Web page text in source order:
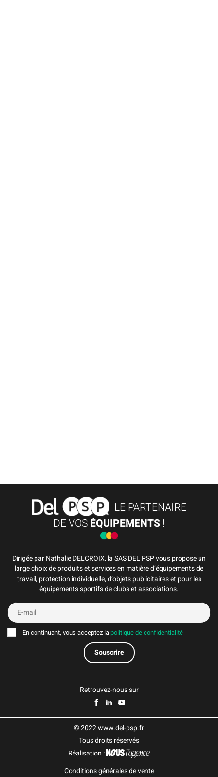
LE PARTENAIRE
DE VOSÉQUIPEMENTS!
Dirigée par Nathalie DELCROIX, la SAS DEL PSP vous propose un
large choix de produits et services en matière d’équipements de
travail, protection individuelle, d’objets publicitaires et pour les
équipements sportifs de clubs et associations.
En continuant, vous acceptez la politique de confidentialité
Retrouvez-nous sur
© 2022 www.del-psp.fr
Tous droits réservés
Réalisation :
Conditions générales de vente